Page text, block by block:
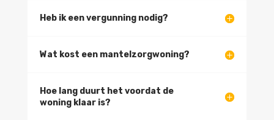
Heb ik een vergunning nodig?
Wat kost een mantelzorgwoning?
Hoe lang duurt het voordat de
woning klaar is?